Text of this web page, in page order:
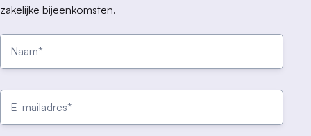
zakelijke bijeenkomsten.